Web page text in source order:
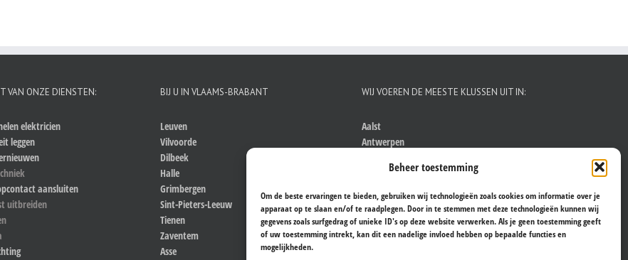
Beheer toestemming
Om de beste ervaringen te bieden, gebruiken wij technologieën zoals cookies om informatie over je
apparaat op te slaan en/of te raadplegen. Door in te stemmen met deze technologieën kunnen wij
gegevens zoals surfgedrag of unieke ID's op deze website verwerken. Als je geen toestemming geeft
of uw toestemming intrekt, kan dit een nadelige invloed hebben op bepaalde functies en
mogelijkheden.
VAN ONZE DIENSTEN:
elektricien
leggen
aansluiten
uitbreiden
BIJ U IN VLAAMS-BRABANT
Leuven
Vilvoorde
Dilbeek
Halle
Grimbergen
Sint-Pieters-Leeuw
Tienen
Zaventem
Asse
WIJ VOEREN DE MEESTE KLUSSEN UIT IN:
Aalst
Antwerpen
Hasselt
Kortrijk
Leuven